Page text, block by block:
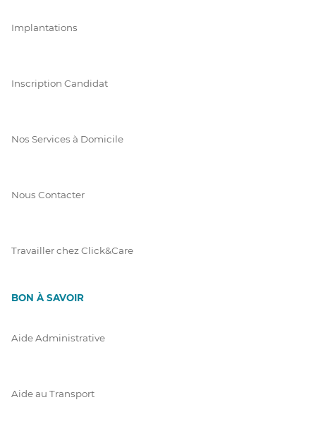
Implantations
Inscription Candidat
Nos Services à Domicile
Nous Contacter
Travailler chez Click&Care
BON À SAVOIR
Aide Administrative
Aide au Transport